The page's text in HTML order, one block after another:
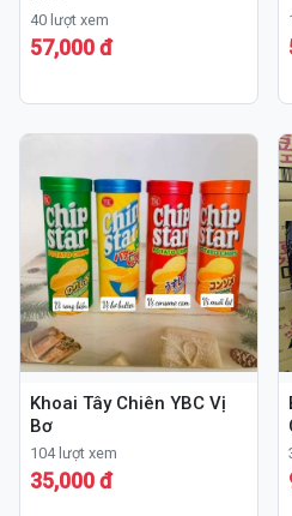
40 lượt xem
57,000 đ
Khoai Tây Chiên YBC Vị
Bơ
104 lượt xem
35,000 đ